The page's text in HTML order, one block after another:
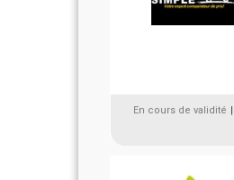
En cours de validité